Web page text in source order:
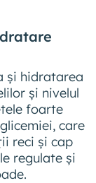
și hidratarea
și nivelul
foarte
care
reci și cap
regulate și